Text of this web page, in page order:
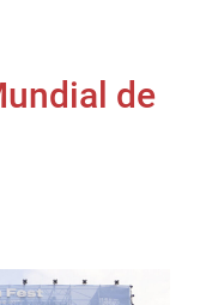
de